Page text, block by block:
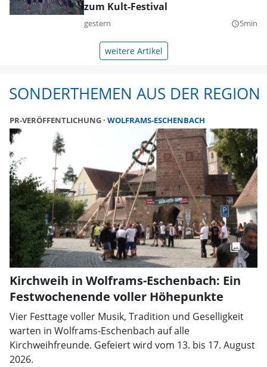
zum Kult-Festival
gestern query_builder5min
weitere Artikel
SONDERTHEMEN AUS DER REGION
PR-VERÖFFENTLICHUNG WOLFRAMS-ESCHENBACH
Kirchweih in Wolframs-Eschenbach: Ein
Festwochenende voller Höhepunkte
Vier Festtage voller Musik, Tradition und Geselligkeit
warten in Wolframs-Eschenbach auf alle
Kirchweihfreunde. Gefeiert wird vom 13. bis 17. August
2026.